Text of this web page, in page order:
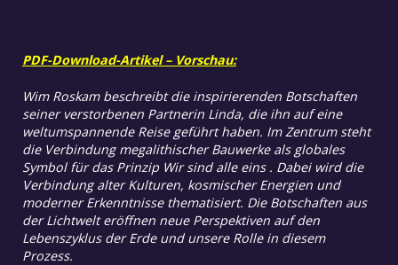
PDF-Download-Artikel – Vorschau:
Wim Roskam beschreibt die inspirierenden Botschaften
seiner verstorbenen Partnerin Linda, die ihn auf eine
weltumspannende Reise geführt haben. Im Zentrum steht
die Verbindung megalithischer Bauwerke als globales
Symbol für das Prinzip Wir sind alle eins . Dabei wird die
Verbindung alter Kulturen, kosmischer Energien und
moderner Erkenntnisse thematisiert. Die Botschaften aus
der Lichtwelt eröffnen neue Perspektiven auf den
Lebenszyklus der Erde und unsere Rolle in diesem
Prozess.